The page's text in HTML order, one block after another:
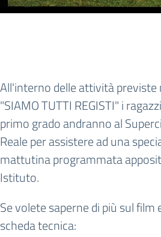
All'interno delle attività previste
"SIAMO TUTTI REGISTI" i
primo grado andranno al
Reale per assistere ad una
mattutina programmata
Istituto.
Se volete saperne di più sul film
scheda tecnica: